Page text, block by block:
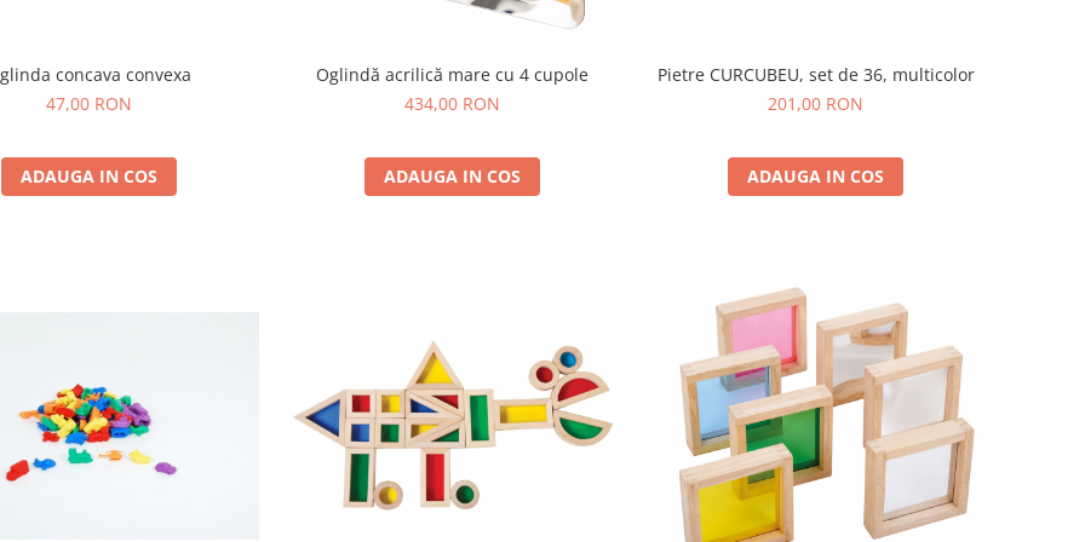
concava convexa
47,00 RON
ADAUGA IN COS
Oglindă acrilică mare cu 4 cupole
434,00 RON
ADAUGA IN COS
Pietre CURCUBEU, set de 36, multicolor
201,00 RON
ADAUGA IN COS